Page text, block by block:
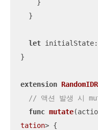
let initialState:
}
extension
// 액션 발생 시
func mutate(
tation> {